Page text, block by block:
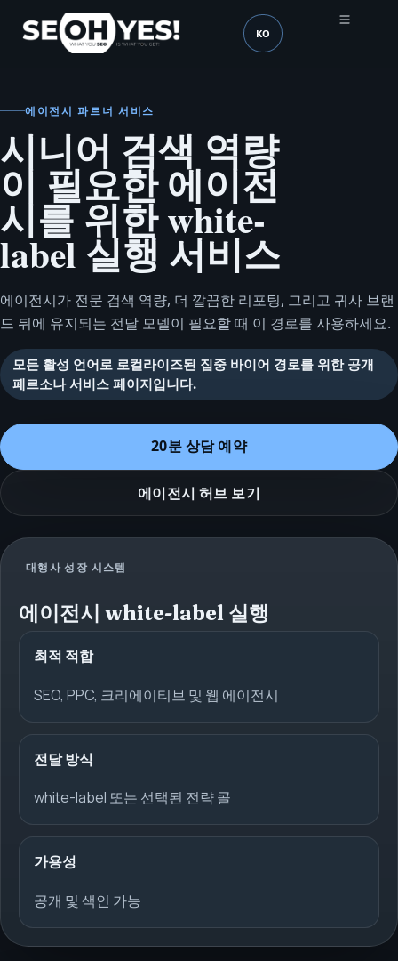
SEOH 언어 (mobile header)
KO
에이전시 파트너 서비스
시니어 검색 역량
이 필요한 에이전
시를 위한 white-
label 실행 서비스
에이전시가 전문 검색 역량, 더 깔끔한 리포팅, 그리고 귀사 브랜
드 뒤에 유지되는 전달 모델이 필요할 때 이 경로를 사용하세요.
모든 활성 언어로 로컬라이즈된 집중 바이어 경로를 위한 공개
페르소나 서비스 페이지입니다.
20분 상담 예약
에이전시 허브 보기
대행사 성장 시스템
에이전시 white-label 실행
최적 적합
SEO, PPC, 크리에이티브 및 웹 에이전시
전달 방식
white-label 또는 선택된 전략 콜
가용성
공개 및 색인 가능